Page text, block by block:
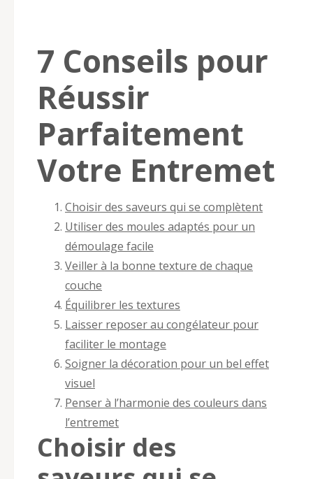
7 Conseils pour
Réussir
Parfaitement
Votre Entremet
Choisir des saveurs qui se complètent
Utiliser des moules adaptés pour un
démoulage facile
Veiller à la bonne texture de chaque
couche
Équilibrer les textures
Laisser reposer au congélateur pour
faciliter le montage
Soigner la décoration pour un bel effet
visuel
Penser à l’harmonie des couleurs dans
l’entremet
Choisir des